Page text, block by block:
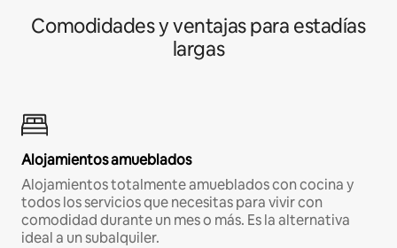
Comodidades y ventajas para estadías
largas
Alojamientos amueblados
Alojamientos totalmente amueblados con cocina y
todos los servicios que necesitas para vivir con
comodidad durante un mes o más. Es la alternativa
ideal a un subalquiler.